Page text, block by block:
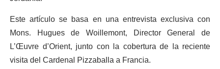
Este artículo se basa en una entrevista exclusiva con
Mons. Hugues de Woillemont, Director General de
L’Œuvre d’Orient, junto con la cobertura de la reciente
visita del Cardenal Pizzaballa a Francia.